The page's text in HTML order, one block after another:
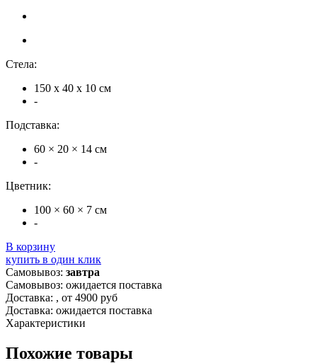
Стела:
150 х 40 х 10 см
-
Подставка:
60 × 20 × 14 см
-
Цветник:
100 × 60 × 7 см
-
В корзину
купить в один клик
Самовывоз: завтра
Самовывоз: ожидается поставка
Доставка: , от 4900 руб
Доставка: ожидается поставка
Характеристики
Похожие товары